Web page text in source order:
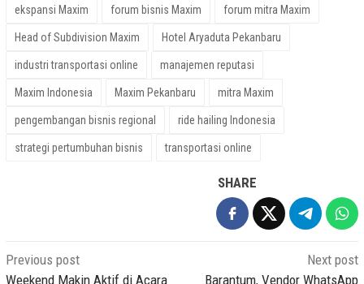
ekspansi Maxim forum bisnis Maxim forum mitra Maxim
Head of Subdivision Maxim Hotel Aryaduta Pekanbaru
industri transportasi online manajemen reputasi
Maxim Indonesia Maxim Pekanbaru mitra Maxim
pengembangan bisnis regional ride hailing Indonesia
strategi pertumbuhan bisnis transportasi online
SHARE
Post
Previous post
Weekend Makin Aktif di Acara
Next post
Barantum, Vendor WhatsApp